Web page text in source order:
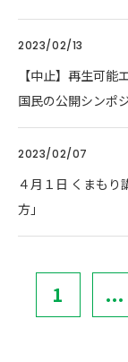
2023/02/13
【中止】再生可能
国民の公開シンポ
2023/02/07
４月１日 くまも
方」
1 ...